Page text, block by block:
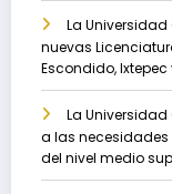
La Universidad
nuevas
Escondido,
La Universidad
a las
del nivel medio